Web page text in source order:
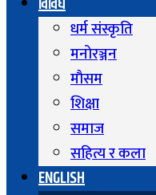
धर्म संस्कृति
मनोरञ्जन
माैसम
शिक्षा
समाज
सहित्य र कला
ENGLISH